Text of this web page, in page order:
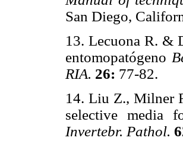
San Diego,
13. Lecuona R. &
entomopatógeno
RIA. 26: 77-82.
14. Liu Z., Milner
selective
Invertebr. Pathol.